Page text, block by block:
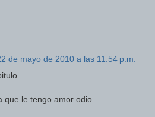
de mayo de 2010 a las 11:54 p.m.
que le tengo amor odio.